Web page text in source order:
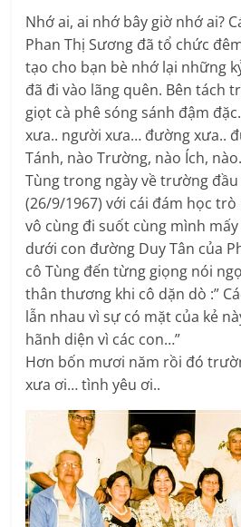
Nhớ ai, ai nhớ bây giờ nhớ ai?
Phan Thị Sương đã tổ chức
tạo cho bạn bè nhớ lại những
đã đi vào lãng quên. Bên tách
giọt cà phê sóng sánh đậm
xưa.. người xưa… đường xưa..
Tánh, nào Trường, nào Ích,
Tùng trong ngày về trường
(26/9/1967) với cái đám học
vô cùng đi suốt cùng mình
dưới con đường Duy Tân của
cô Tùng đến từng giọng nói
thân thương khi cô dặn dò :”
lẫn nhau vì sự có mặt của kẻ
hãnh diện vì các con…”
Hơn bốn mươi năm rồi đó
xưa ơi… tình yêu ơi..